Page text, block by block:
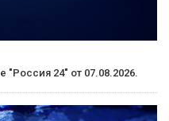
24" от 07.08.2026.